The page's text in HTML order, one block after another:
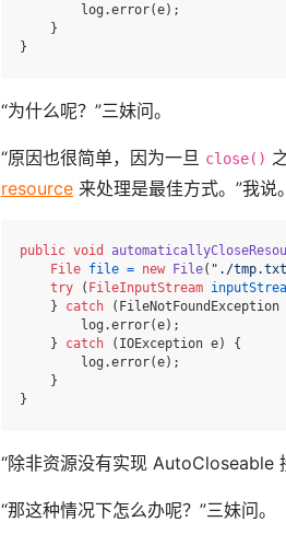
        log.error(e);
    }
“为什么呢？”三妹问。
“原因也很简单，因为一旦 close()
resource 来处理是最佳方式。”我说。
public void
File file = new File( "./
try ( FileInputStream
    }
catch
        log.error(e);
    }
catch (IOException e) {
        log.error(e);
    }
“除非资源没有实现 AutoCloseable
“那这种情况下怎么办呢？”三妹问。